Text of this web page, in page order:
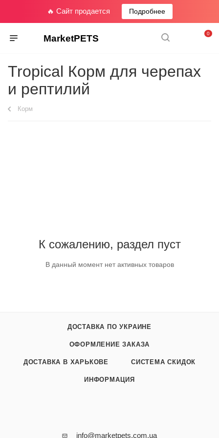
🔥 Сайт продается Подробнее
MarketPETS 0
Tropical Корм для черепах
и рептилий
Корм
К сожалению, раздел пуст
В данный момент нет активных товаров
ДОСТАВКА ПО УКРАИНЕ
ОФОРМЛЕНИЕ ЗАКАЗА
ДОСТАВКА В ХАРЬКОВЕ СИСТЕМА СКИДОК
ИНФОРМАЦИЯ
info@marketpets.com.ua